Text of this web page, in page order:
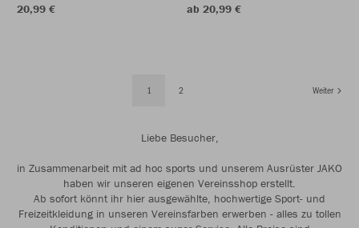
20,99 €
ab 20,99 €
1 2 Weiter
Liebe Besucher,
in Zusammenarbeit mit ad hoc sports und unserem Ausrüster JAKO
haben wir unseren eigenen Vereinsshop erstellt.
Ab sofort könnt ihr hier ausgewählte, hochwertige Sport- und
Freizeitkleidung in unseren Vereinsfarben erwerben - alles zu tollen